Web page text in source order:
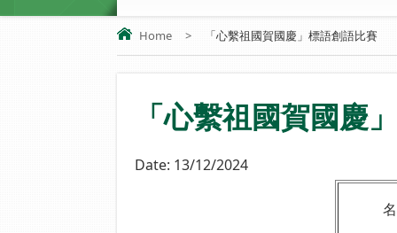
Home > 「心繫祖國賀國慶」標語創語比賽
「心繫祖國賀國慶
Date: 13/12/2024